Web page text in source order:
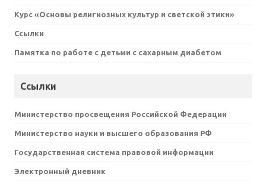
Курс «Основы религиозных культур и светской этики»
Ссылки
Памятка по работе с детьми с сахарным диабетом
Ссылки
Министерство просвещения Российской Федерации
Министерство науки и высшего образования РФ
Государственная система правовой информации
Электронный дневник